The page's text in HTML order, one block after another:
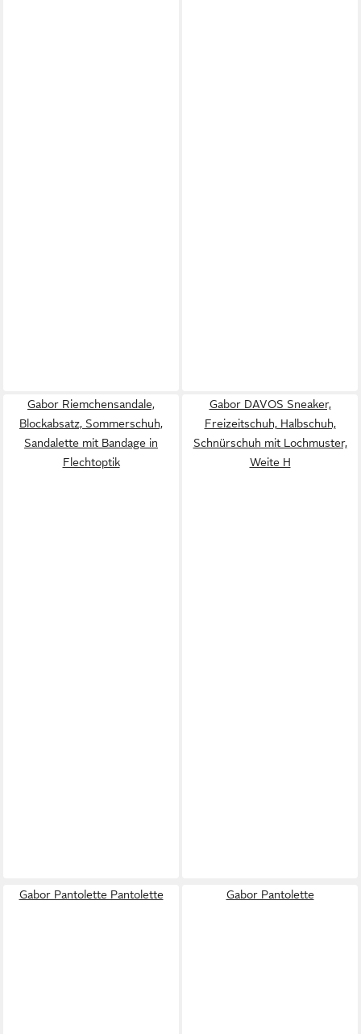
Gabor Riemchensandale,
Blockabsatz, Sommerschuh,
Sandalette mit Bandage in
Flechtoptik
Gabor DAVOS Sneaker,
Freizeitschuh, Halbschuh,
Schnürschuh mit Lochmuster,
Weite H
Gabor Pantolette Pantolette Gabor Pantolette